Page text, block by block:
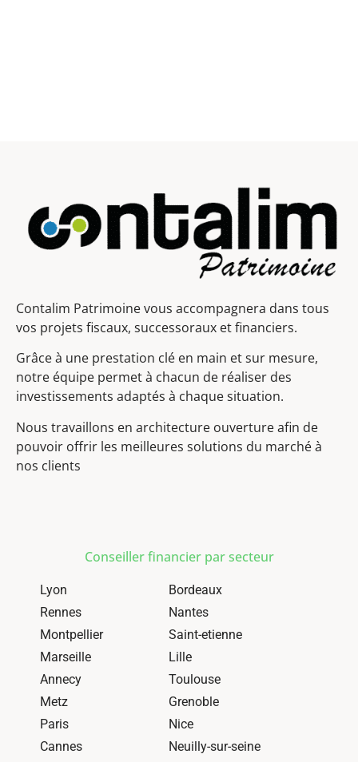
Contalim Patrimoine vous accompagnera dans tous
vos projets fiscaux, successoraux et financiers.
Grâce à une prestation clé en main et sur mesure,
notre équipe permet à chacun de réaliser des
investissements adaptés à chaque situation.
Nous travaillons en architecture ouverture afin de
pouvoir offrir les meilleures solutions du marché à
nos clients
Conseiller financier par secteur
Lyon
Bordeaux
Rennes
Nantes
Montpellier
Saint-etienne
Marseille
Lille
Annecy
Toulouse
Metz
Grenoble
Paris
Nice
Cannes
Neuilly-sur-seine